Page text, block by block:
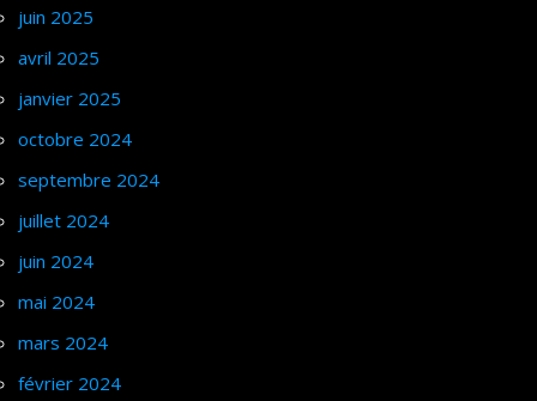
juin 2025
avril 2025
janvier 2025
octobre 2024
septembre 2024
juillet 2024
juin 2024
mai 2024
mars 2024
février 2024